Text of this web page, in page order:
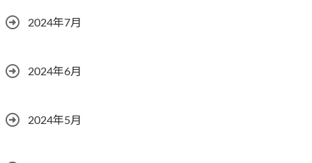
2024年7月
2024年6月
2024年5月